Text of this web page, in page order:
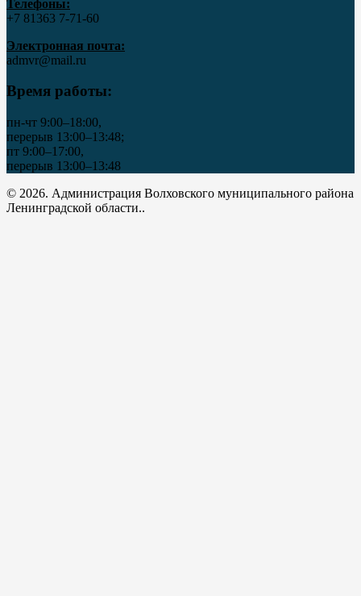
Телефоны:
+7 81363 7‑71-60
Электронная почта:
admvr@mail.ru
Время работы:
пн-чт 9:00–18:00,
перерыв 13:00–13:48;
пт 9:00–17:00,
перерыв 13:00–13:48
© 2026. Администрация Волховского муниципального района
Ленинградской области..